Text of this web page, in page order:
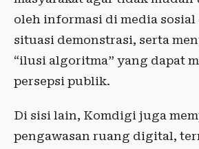
oleh informasi di media
situasi demonstrasi, serta
“ilusi algoritma” yang dapat
persepsi publik.
Di sisi lain, Komdigi juga
pengawasan ruang digital,